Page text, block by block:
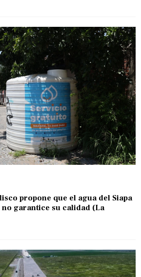
propone que el agua del Siapa
garantice su calidad (La